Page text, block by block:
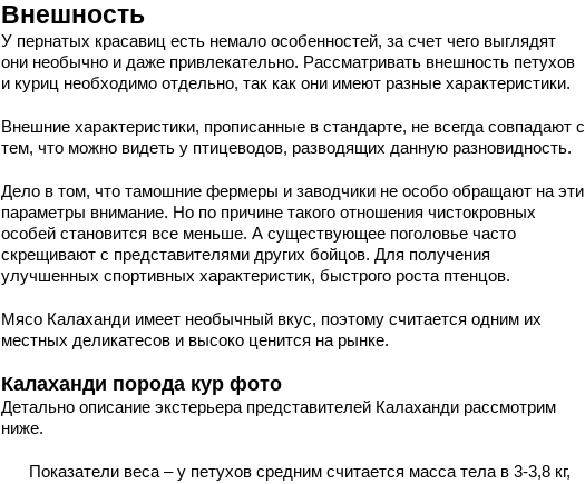
Внешность
У пернатых красавиц есть немало особенностей, за счет чего выглядят
они необычно и даже привлекательно. Рассматривать внешность петухов
и куриц необходимо отдельно, так как они имеют разные характеристики.
Внешние характеристики, прописанные в стандарте, не всегда совпадают с
тем, что можно видеть у птицеводов, разводящих данную разновидность.
Дело в том, что тамошние фермеры и заводчики не особо обращают на эти
параметры внимание. Но по причине такого отношения чистокровных
особей становится все меньше. А существующее поголовье часто
скрещивают с представителями других бойцов. Для получения
улучшенных спортивных характеристик, быстрого роста птенцов.
Мясо Калаханди имеет необычный вкус, поэтому считается одним их
местных деликатесов и высоко ценится на рынке.
Калаханди порода кур фото
Детально описание экстерьера представителей Калаханди рассмотрим
ниже.
Показатели веса – у петухов средним считается масса тела в 3-3,8 кг,